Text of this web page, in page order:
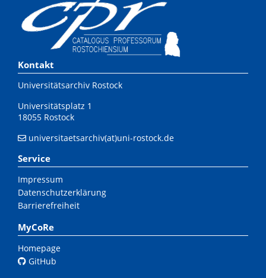
Kontakt
Universitätsarchiv Rostock
Universitätsplatz 1
18055 Rostock
universitaetsarchiv(at)uni-rostock.de
Service
Impressum
Datenschutzerklärung
Barrierefreiheit
MyCoRe
Homepage
GitHub